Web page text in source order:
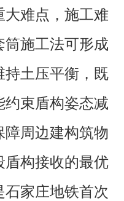
大难点，施工难
筒施工法可形成
持土压平衡，既
约束盾构姿态减
障周边建构筑物
盾构接收的最优
家庄地铁首次